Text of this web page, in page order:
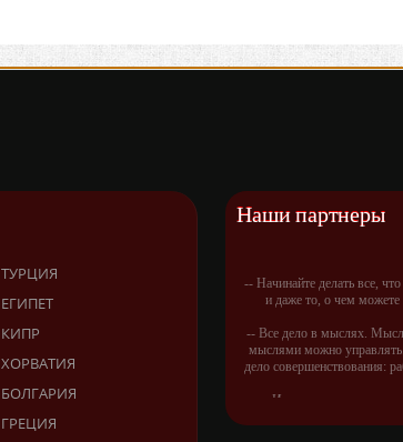
ТУРЦИЯ
ЕГИПЕТ
КИПР
ХОРВАТИЯ
БОЛГАРИЯ
ГРЕЦИЯ
Наши партнеры
-- Начинайте делать все,
и даже то, о чем можете
-- Все дело в мыслях.
мыслями можно
дело совершенствования:
-- Идите уверенно по